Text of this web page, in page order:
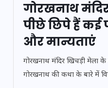
गोरखनाथ
पीछे छिपे हैं कई
और मान्यताएं
गोरखनाथ मंदिर खिचड़ी मेला
गोरखनाथ की कथा के बारे में